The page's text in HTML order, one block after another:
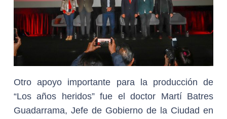
Otro apoyo importante para la producción de
“Los años heridos” fue el doctor Martí Batres
Guadarrama, Jefe de Gobierno de la Ciudad en